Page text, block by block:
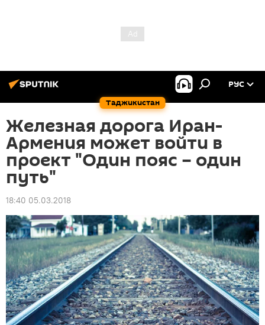
Таджикистан
РУС
Железная дорога Иран-
Армения может войти в
проект "Один пояс – один
путь"
18:40 05.03.2018